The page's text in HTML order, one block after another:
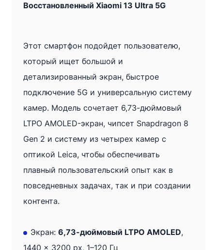
Ultra
Чёрный
(Хорошее)
Восстановленный Xiaomi 13 Ultra 5G
Этот смартфон подойдет пользователю,
который ищет большой и
детализированный экран, быстрое
подключение 5G и универсальную систему
камер. Модель сочетает 6,73-дюймовый
LTPO AMOLED-экран, чипсет Snapdragon 8
Gen 2 и систему из четырех камер с
оптикой Leica, чтобы обеспечивать
плавный пользовательский опыт как в
повседневных задачах, так и при создании
контента.
Экран: 6,73-дюймовый LTPO AMOLED,
1440 x 3200 px, 1–120 Гц